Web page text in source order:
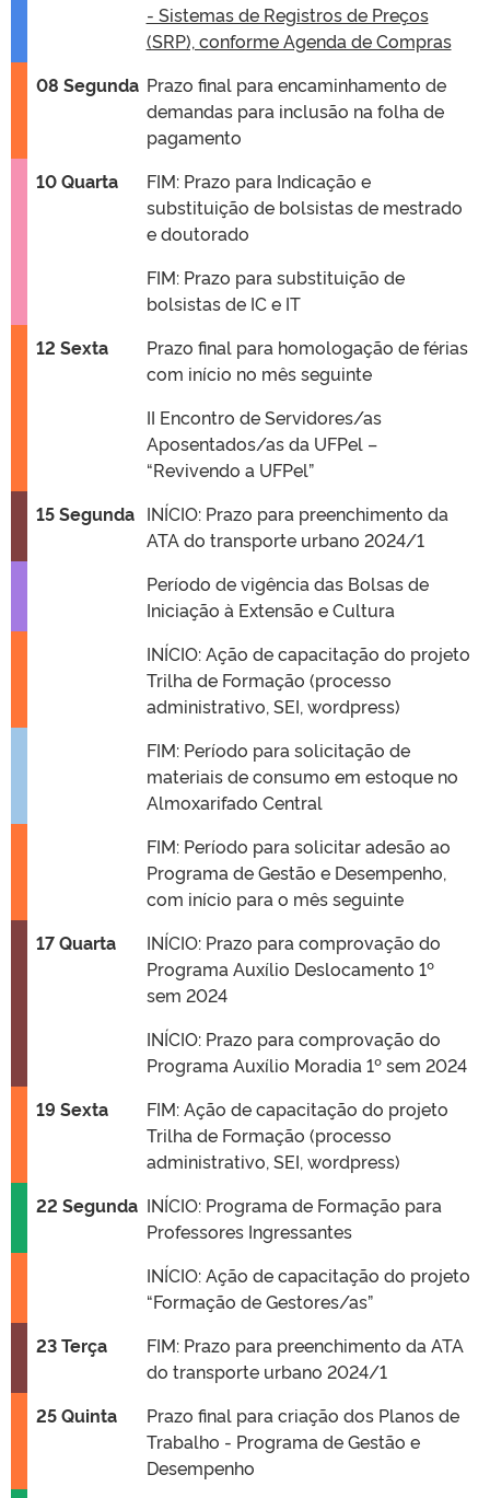
- Sistemas de Registros de Preços
(SRP), conforme Agenda de Compras
08 Segunda Prazo final para encaminhamento de
demandas para inclusão na folha de
pagamento
10 Quarta
FIM: Prazo para Indicação e
substituição de bolsistas de mestrado
e doutorado
FIM: Prazo para substituição de
bolsistas de IC e IT
12 Sexta
Prazo final para homologação de férias
com início no mês seguinte
II Encontro de Servidores/as
Aposentados/as da UFPel –
“Revivendo a UFPel”
15 Segunda INÍCIO: Prazo para preenchimento da
ATA do transporte urbano 2024/1
Período de vigência das Bolsas de
Iniciação à Extensão e Cultura
INÍCIO: Ação de capacitação do projeto
Trilha de Formação (processo
administrativo, SEI, wordpress)
FIM: Período para solicitação de
materiais de consumo em estoque no
Almoxarifado Central
FIM: Período para solicitar adesão ao
Programa de Gestão e Desempenho,
com início para o mês seguinte
17 Quarta
INÍCIO: Prazo para comprovação do
Programa Auxílio Deslocamento 1º
sem 2024
INÍCIO: Prazo para comprovação do
Programa Auxílio Moradia 1º sem 2024
19 Sexta
FIM: Ação de capacitação do projeto
Trilha de Formação (processo
administrativo, SEI, wordpress)
22 Segunda INÍCIO: Programa de Formação para
Professores Ingressantes
INÍCIO: Ação de capacitação do projeto
“Formação de Gestores/as”
23 Terça
FIM: Prazo para preenchimento da ATA
do transporte urbano 2024/1
25 Quinta
Prazo final para criação dos Planos de
Trabalho - Programa de Gestão e
Desempenho